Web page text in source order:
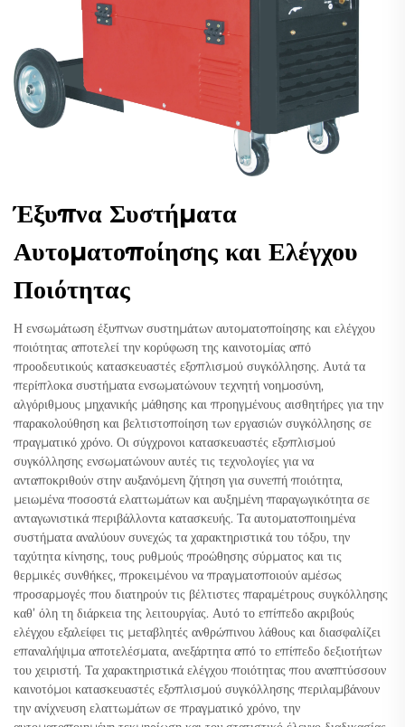
Έξυπνα Συστήματα
Αυτοματοποίησης και Ελέγχου
Ποιότητας
Η ενσωμάτωση έξυπνων συστημάτων αυτοματοποίησης και ελέγχου
ποιότητας αποτελεί την κορύφωση της καινοτομίας από
προοδευτικούς κατασκευαστές εξοπλισμού συγκόλλησης. Αυτά τα
περίπλοκα συστήματα ενσωματώνουν τεχνητή νοημοσύνη,
αλγόριθμους μηχανικής μάθησης και προηγμένους αισθητήρες για την
παρακολούθηση και βελτιστοποίηση των εργασιών συγκόλλησης σε
πραγματικό χρόνο. Οι σύγχρονοι κατασκευαστές εξοπλισμού
συγκόλλησης ενσωματώνουν αυτές τις τεχνολογίες για να
ανταποκριθούν στην αυξανόμενη ζήτηση για συνεπή ποιότητα,
μειωμένα ποσοστά ελαττωμάτων και αυξημένη παραγωγικότητα σε
ανταγωνιστικά περιβάλλοντα κατασκευής. Τα αυτοματοποιημένα
συστήματα αναλύουν συνεχώς τα χαρακτηριστικά του τόξου, την
ταχύτητα κίνησης, τους ρυθμούς προώθησης σύρματος και τις
θερμικές συνθήκες, προκειμένου να πραγματοποιούν αμέσως
προσαρμογές που διατηρούν τις βέλτιστες παραμέτρους συγκόλλησης
καθ’ όλη τη διάρκεια της λειτουργίας. Αυτό το επίπεδο ακριβούς
ελέγχου εξαλείφει τις μεταβλητές ανθρώπινου λάθους και διασφαλίζει
επαναλήψιμα αποτελέσματα, ανεξάρτητα από το επίπεδο δεξιοτήτων
του χειριστή. Τα χαρακτηριστικά ελέγχου ποιότητας που αναπτύσσουν
καινοτόμοι κατασκευαστές εξοπλισμού συγκόλλησης περιλαμβάνουν
την ανίχνευση ελαττωμάτων σε πραγματικό χρόνο, την